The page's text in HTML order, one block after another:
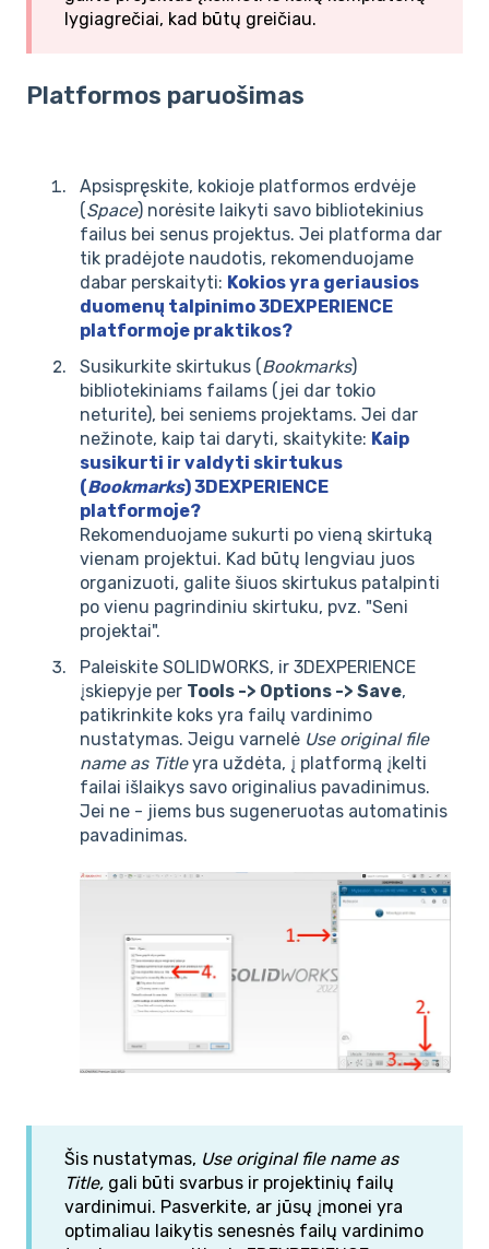
lygiagrečiai, kad būtų greičiau.
Platformos paruošimas
Apsispręskite, kokioje platformos erdvėje
(Space) norėsite laikyti savo bibliotekinius
failus bei senus projektus. Jei platforma dar
tik pradėjote naudotis, rekomenduojame
dabar perskaityti: Kokios yra geriausios
duomenų talpinimo 3DEXPERIENCE
platformoje praktikos?
Susikurkite skirtukus (Bookmarks)
bibliotekiniams failams (jei dar tokio
neturite), bei seniems projektams. Jei dar
nežinote, kaip tai daryti, skaitykite: Kaip
susikurti ir valdyti skirtukus
(Bookmarks) 3DEXPERIENCE
platformoje?
Rekomenduojame sukurti po vieną skirtuką
vienam projektui. Kad būtų lengviau juos
organizuoti, galite šiuos skirtukus patalpinti
po vienu pagrindiniu skirtuku, pvz. "Seni
projektai".
Paleiskite SOLIDWORKS, ir 3DEXPERIENCE
įskiepyje per Tools -> Options -> Save,
patikrinkite koks yra failų vardinimo
nustatymas. Jeigu varnelė Use original file
name as Titleyra uždėta, į platformą įkelti
failai išlaikys savo originalius pavadinimus.
Jei ne - jiems bus sugeneruotas automatinis
pavadinimas.
Šis nustatymas, Use original file name as
Title, gali būti svarbus ir projektinių failų
vardinimui. Pasverkite, ar jūsų įmonei yra
optimaliau laikytis senesnės failų vardinimo